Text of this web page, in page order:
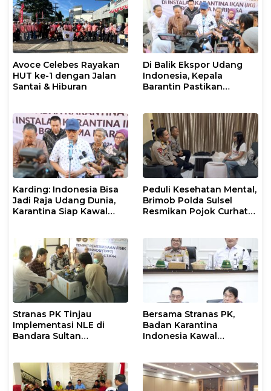
Avoce Celebes Rayakan
HUT ke-1 dengan Jalan
Santai & Hiburan
Di Balik Ekspor Udang
Indonesia, Kepala
Barantin Pastikan
Karding: Indonesia Bisa
Jadi Raja Udang Dunia,
Karantina Siap Kawal
Peduli Kesehatan Mental,
Brimob Polda Sulsel
Resmikan Pojok Curhat
Stranas PK Tinjau
Implementasi NLE di
Bandara Sultan
Bersama Stranas PK,
Badan Karantina
Indonesia Kawal